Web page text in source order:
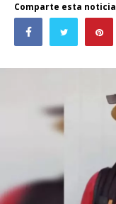
Comparte esta noticia